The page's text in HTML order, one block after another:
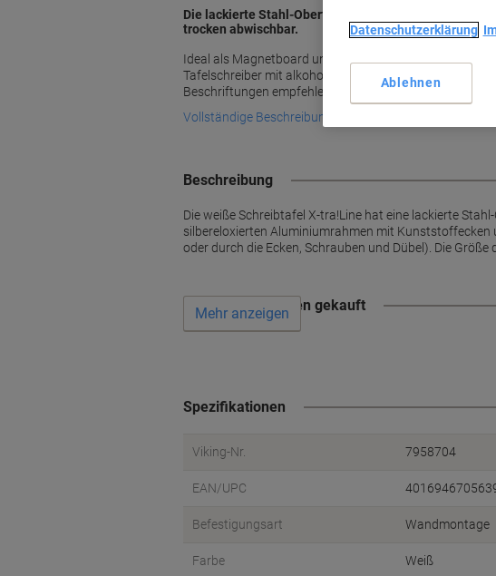
Die lackierte Stahl-Oberfläche ist magnethaftend,
trocken abwischbar.
Ideal als Magnetboard und für kurzfristige Notizen durch
Tafelschreiber mit alkoholgelöster Tinte geeignet. Für
Beschriftungen empfehlen wir unsere emaillierten
Vollständige Beschreibung lesen
Beschreibung
Die weiße Schreibtafel X-tra!Line hat eine lackierte
silbereloxierten Aluminiumrahmen mit
oder durch die Ecken, Schrauben und Dübel). Die
Wird oft zusammen gekauft
Mehr anzeigen
Spezifikationen
Viking-Nr. 7958704
EAN/UPC
Befestigungsart Wandmontage
Farbe Weiß
Datenschutzerklärung
Ablehnen